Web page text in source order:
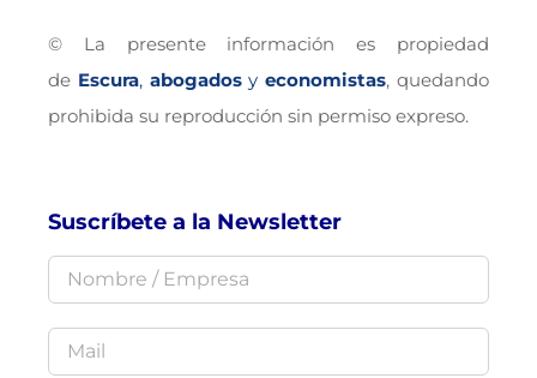
© La presente información es propiedad
de Escura, abogadosyeconomistas, quedando
prohibida su reproducción sin permiso expreso.
Suscríbete a la Newsletter